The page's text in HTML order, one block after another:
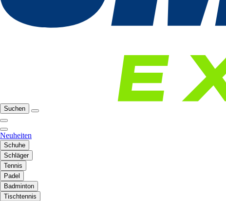
Suchen
Neuheiten
Schuhe
Schläger
Tennis
Padel
Badminton
Tischtennis